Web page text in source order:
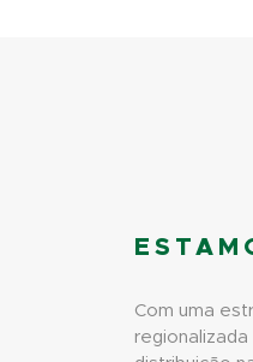
Com uma